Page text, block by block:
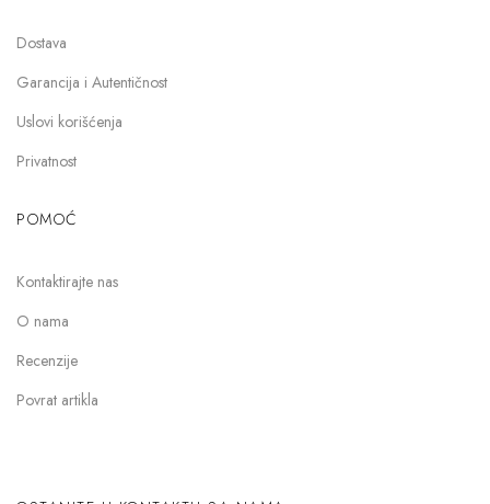
Dostava
Garancija i Autentičnost
Uslovi korišćenja
Privatnost
POMOĆ
Kontaktirajte nas
O nama
Recenzije
Povrat artikla